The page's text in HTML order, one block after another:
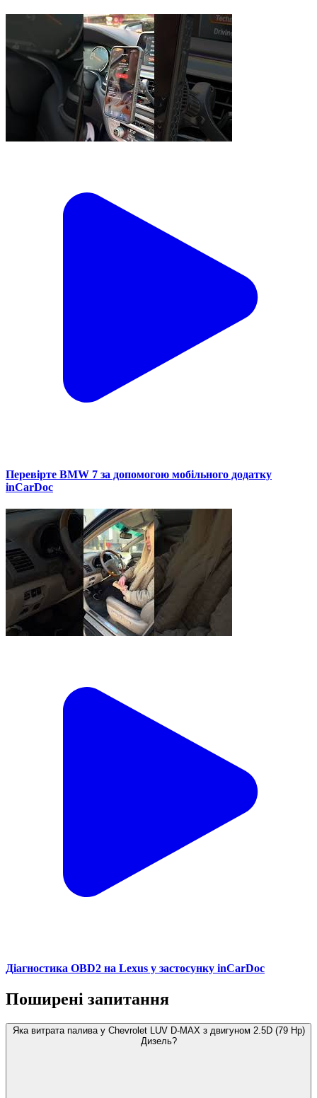
Перевірте BMW 7 за допомогою мобільного додатку
inCarDoc
Діагностика OBD2 на Lexus у застосунку inCarDoc
Поширені запитання
Яка витрата палива у Chevrolet LUV D-MAX з двигуном 2.5D (79 Hp)
Дизель?